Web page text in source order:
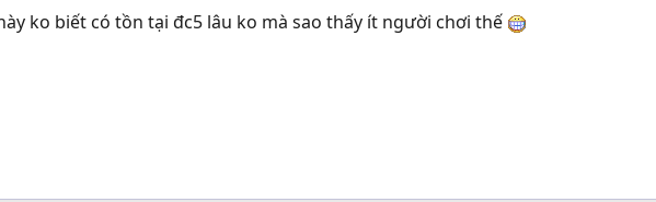
ko biết có tồn tại đc5 lâu ko mà sao thấy ít người chơi thế